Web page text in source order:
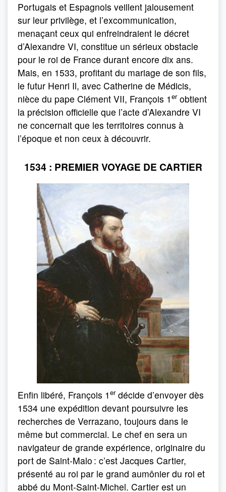
Portugais et Espagnols veillent jalousement
sur leur privilège, et l’excommunication,
menaçant ceux qui enfreindraient le décret
d’Alexandre VI, constitue un sérieux obstacle
pour le roi de France durant encore dix ans.
Mais, en 1533, profitant du mariage de son fils,
le futur Henri Il, avec Catherine de Médicis,
nièce du pape Clément VII, François 1 erobtient
la précision officielle que l’acte d’Alexandre VI
ne concernait que les territoires connus à
l’époque et non ceux à découvrir.
1534 : PREMIER VOYAGE DE CARTIER
Enfin libéré, François 1 erdécide d’envoyer dès
1534 une expédition devant poursuivre les
recherches de Verrazano, toujours dans le
même but commercial. Le chef en sera un
navigateur de grande expérience, originaire du
port de Saint-Malo : c’est Jacques Cartier,
présenté au roi par le grand aumônier du roi et
abbé du Mont-Saint-Michel. Cartier est un